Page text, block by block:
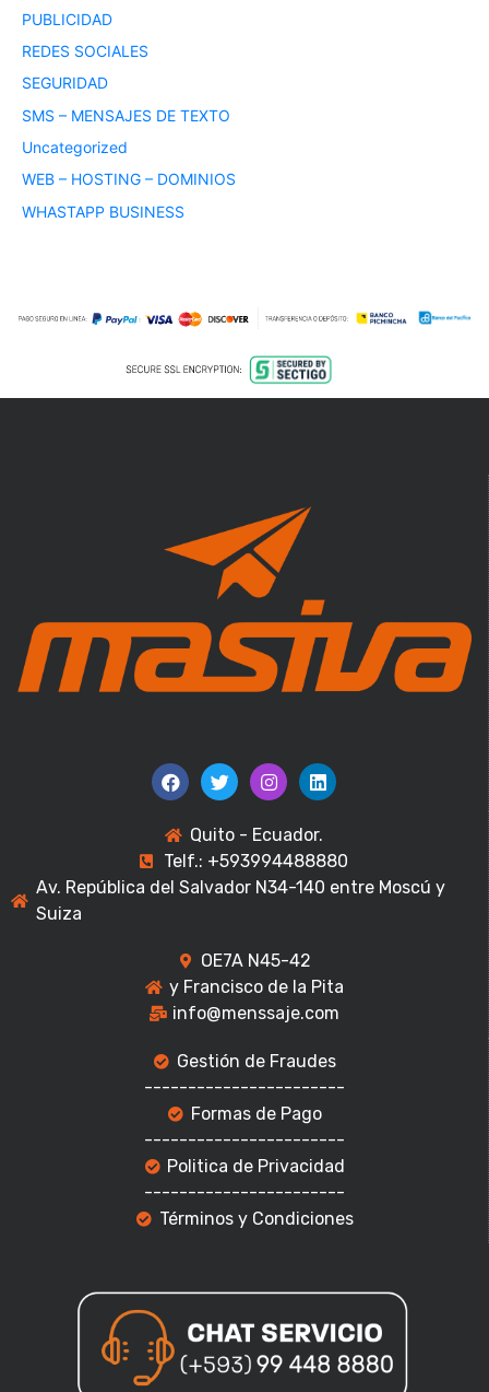
PUBLICIDAD
REDES SOCIALES
SEGURIDAD
SMS – MENSAJES DE TEXTO
Uncategorized
WEB – HOSTING – DOMINIOS
WHASTAPP BUSINESS
Quito - Ecuador.
Telf.: +593994488880
Av. República del Salvador N34-140 entre Moscú y
Suiza
OE7A N45-42
y Francisco de la Pita
info@menssaje.com
Gestión de Fraudes
-----------------------
Formas de Pago
-----------------------
Politica de Privacidad
-----------------------
Términos y Condiciones